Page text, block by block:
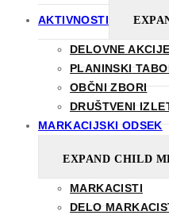
AKTIVNOSTI
DELOVNE AKCIJE
PLANINSKI
OBČNI ZBORI
DRUŠTVENI
MARKACIJSKI ODSEK
EXPAND CHILD
MARKACISTI
DELO